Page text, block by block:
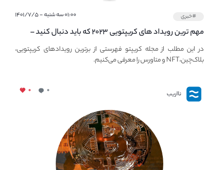
#خبری ۰۱:۰۰ سه شنبه - ۱۴۰۱/۷/۵
مهم ترین رویداد های کریپتویی ۲۰۲۳ که باید دنبال کنید –
معرفی بهترین رویداد های جهانی
در این مطلب از مجله کریپتو فهرستی از برترین رویدادهای کریپتویی،
بلاک‌چین،NFT و متاورس را معرفی می‌کنیم.
نااریب ۰ ۰